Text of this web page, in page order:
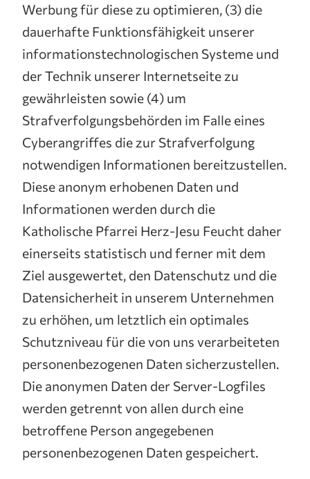
Werbung für diese zu optimieren, (3) die
dauerhafte Funktionsfähigkeit unserer
informationstechnologischen Systeme und
der Technik unserer Internetseite zu
gewährleisten sowie (4) um
Strafverfolgungsbehörden im Falle eines
Cyberangriffes die zur Strafverfolgung
notwendigen Informationen bereitzustellen.
Diese anonym erhobenen Daten und
Informationen werden durch die
Katholische Pfarrei Herz-Jesu Feucht daher
einerseits statistisch und ferner mit dem
Ziel ausgewertet, den Datenschutz und die
Datensicherheit in unserem Unternehmen
zu erhöhen, um letztlich ein optimales
Schutzniveau für die von uns verarbeiteten
personenbezogenen Daten sicherzustellen.
Die anonymen Daten der Server-Logfiles
werden getrennt von allen durch eine
betroffene Person angegebenen
personenbezogenen Daten gespeichert.